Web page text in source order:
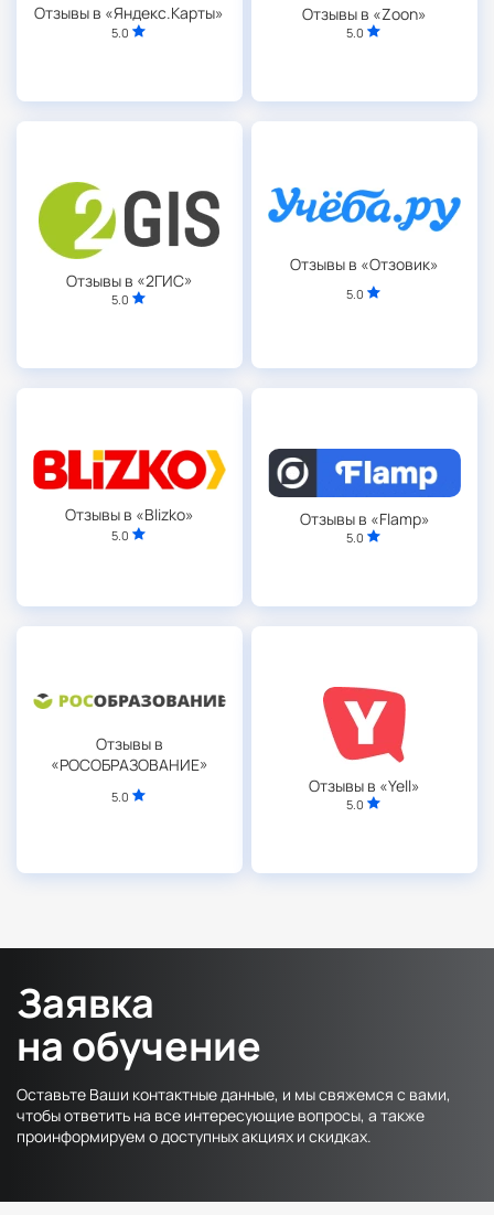
Отзывы в «Яндекс.Карты»
5.0
Отзывы в «Zoon»
5.0
Отзывы в «2ГИС»
5.0
Отзывы в «Отзовик»
5.0
Отзывы в «Blizko»
5.0
Отзывы в «Flamp»
5.0
Отзывы в
«РОСОБРАЗОВАНИЕ»
5.0
Отзывы в «Yell»
5.0
Заявка
на обучение
Оставьте Ваши контактные данные, и мы свяжемся с вами,
чтобы ответить на все интересующие вопросы, а также
проинформируем о доступных акциях и скидках.